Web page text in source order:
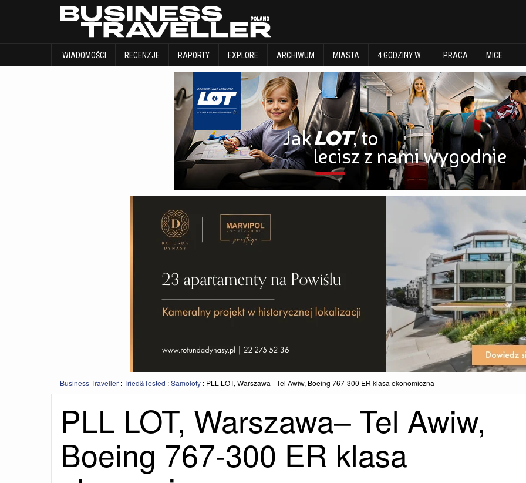
WIADOMOŚCI RECENZJE RAPORTY EXPLORE ARCHIWUM MIASTA 4 GODZINY W… PRACA MICE
WIADOMOŚCI RECENZJE
Business Traveller :Tried&Tested :Samoloty : PLL LOT, Warszawa– Tel Awiw, Boeing 767-300 ER klasa ekonomiczna
PLL LOT, Warszawa– Tel Awiw,
Boeing 767-300 ER klasa